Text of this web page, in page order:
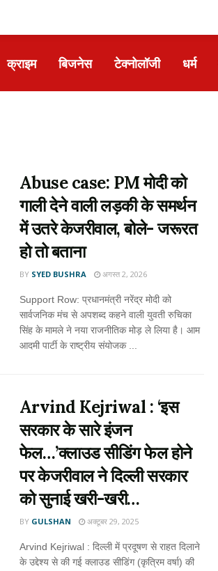
क्राइम बिजनेस टेक्नोलॉजी धर्म
Abuse case: PM मोदी को
गाली देने वाली लड़की के समर्थन
में उतरे केजरीवाल, बोले- जरूरत
हो तो बताना
BY SYED BUSHRA अगस्त 2, 2026
Support Row: प्रधानमंत्री नरेंद्र मोदी को
सार्वजनिक मंच से अपशब्द कहने वाली युवती रुचिका
सिंह के मामले ने नया राजनीतिक मोड़ ले लिया है। आम
आदमी पार्टी के राष्ट्रीय संयोजक ...
Arvind Kejriwal : ‘इस
सरकार के सारे इंजन
फेल…’क्लाउड सीडिंग फेल होने
पर केजरीवाल ने दिल्ली सरकार
को सुनाई खरी-खरी…
BY GULSHAN अक्टूबर 29, 2025
Arvind Kejriwal : दिल्ली में प्रदूषण से राहत दिलाने
के उद्देश्य से की गई क्लाउड सीडिंग (कृत्रिम वर्षा) की